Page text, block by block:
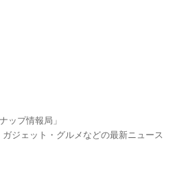
ップ情報局」
ジェット・グルメなどの最新ニュース